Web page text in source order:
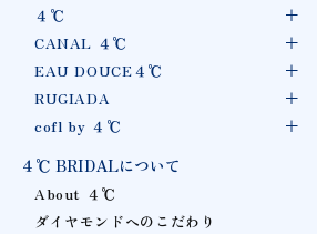
４℃
CANAL ４℃
EAU DOUCE４℃
RUGIADA
cofl by ４℃
４℃ BRIDALについて
About ４℃
ダイヤモンドへのこだわり